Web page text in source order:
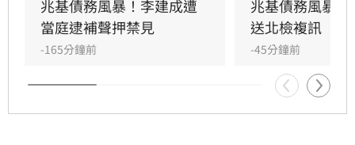
私用及支付前妻開銷，涉犯侵占與背信罪，檢方
複訊後將其當庭逮捕並聲押禁見。林佑任則以
200萬元交保。此外，宏碁集團因發現兆基內部
管理缺失，宣布法人代表李文詳辭去兆基董事長
職務。
兆基債務風暴！李建成遭
當庭逮補聲押禁見
-165分鐘前
兆基債務風暴
送北檢複訊
-45分鐘前